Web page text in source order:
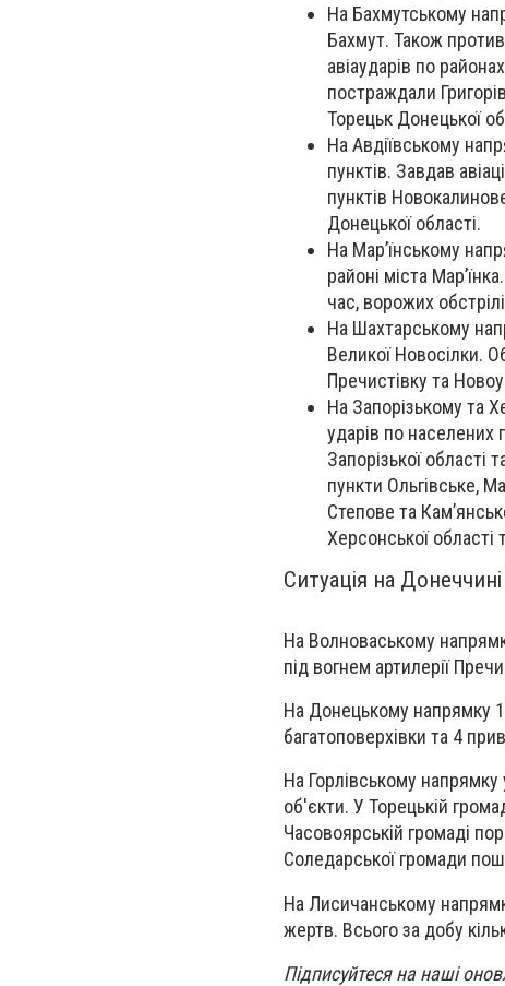
На Бахмутському
Бахмут. Також
авіаударів по
постраждали
Торецьк Донецької
На Авдіївському
пунктів. Завдав
пунктів
Донецької області.
На Мар’їнському
районі міста
час, ворожих
На Шахтарському
Великої Новосілки.
Пречистівку та
На Запорізькому та
ударів по населених
Запорізької області
пункти Ольгівське,
Степове та
Херсонської області
Ситуація на Донеччині
На Волноваському
під вогнем артилерії
На Донецькому напрямку
багатоповерхівки та 4
На Горлівському
об'єкти. У Торецькій
Часовоярській громаді
Соледарської громади
На Лисичанському
жертв. Всього за добу
Підписуйтеся на наші